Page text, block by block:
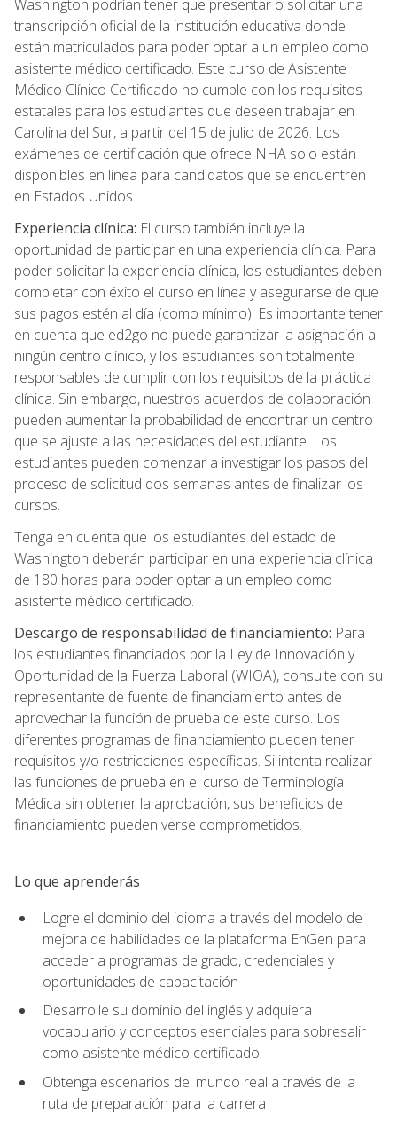
Washington podrían tener que presentar o solicitar una
transcripción oficial de la institución educativa donde
están matriculados para poder optar a un empleo como
asistente médico certificado. Este curso de Asistente
Médico Clínico Certificado no cumple con los requisitos
estatales para los estudiantes que deseen trabajar en
Carolina del Sur, a partir del 15 de julio de 2026. Los
exámenes de certificación que ofrece NHA solo están
disponibles en línea para candidatos que se encuentren
en Estados Unidos.
Experiencia clínica: El curso también incluye la
oportunidad de participar en una experiencia clínica. Para
poder solicitar la experiencia clínica, los estudiantes deben
completar con éxito el curso en línea y asegurarse de que
sus pagos estén al día (como mínimo). Es importante tener
en cuenta que ed2go no puede garantizar la asignación a
ningún centro clínico, y los estudiantes son totalmente
responsables de cumplir con los requisitos de la práctica
clínica. Sin embargo, nuestros acuerdos de colaboración
pueden aumentar la probabilidad de encontrar un centro
que se ajuste a las necesidades del estudiante. Los
estudiantes pueden comenzar a investigar los pasos del
proceso de solicitud dos semanas antes de finalizar los
cursos.
Tenga en cuenta que los estudiantes del estado de
Washington deberán participar en una experiencia clínica
de 180 horas para poder optar a un empleo como
asistente médico certificado.
Descargo de responsabilidad de financiamiento: Para
los estudiantes financiados por la Ley de Innovación y
Oportunidad de la Fuerza Laboral (WIOA), consulte con su
representante de fuente de financiamiento antes de
aprovechar la función de prueba de este curso. Los
diferentes programas de financiamiento pueden tener
requisitos y/o restricciones específicas. Si intenta realizar
las funciones de prueba en el curso de Terminología
Médica sin obtener la aprobación, sus beneficios de
financiamiento pueden verse comprometidos.
Lo que aprenderás
Logre el dominio del idioma a través del modelo de
mejora de habilidades de la plataforma EnGen para
acceder a programas de grado, credenciales y
oportunidades de capacitación
Desarrolle su dominio del inglés y adquiera
vocabulario y conceptos esenciales para sobresalir
como asistente médico certificado
Obtenga escenarios del mundo real a través de la
ruta de preparación para la carrera